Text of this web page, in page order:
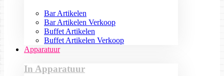
Bar Artikelen
Bar Artikelen Verkoop
Buffet Artikelen
Buffet Artikelen Verkoop
Apparatuur
In Apparatuur